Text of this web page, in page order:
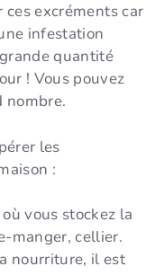
excréments car
infestation
quantité
! Vous pouvez
nombre.
les
:
vous stockez la
manger, cellier.
nourriture, il est